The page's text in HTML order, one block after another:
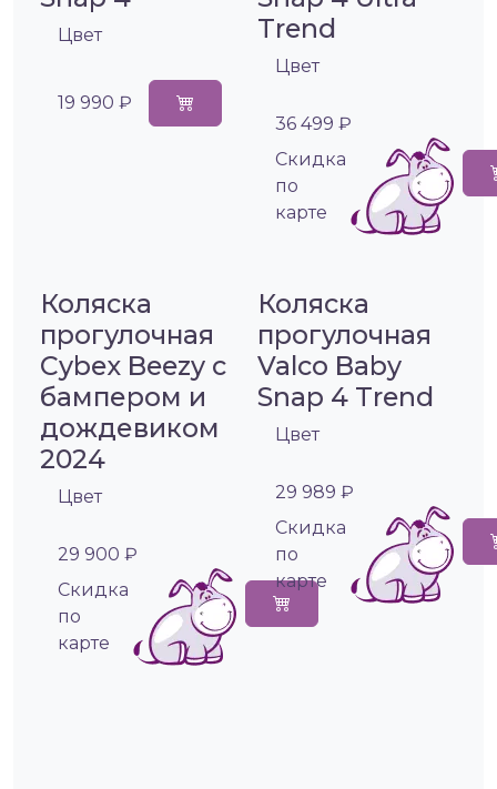
Цвет
19 990 ₽
Trend
Цвет
36 499 ₽
Cкидка
по
карте
Коляска
прогулочная
Cybex Beezy с
бампером и
дождевиком
2024
Цвет
29 900 ₽
Cкидка
по
карте
Коляска
прогулочная
Valco Baby
Snap 4 Trend
Цвет
29 989 ₽
Cкидка
по
карте